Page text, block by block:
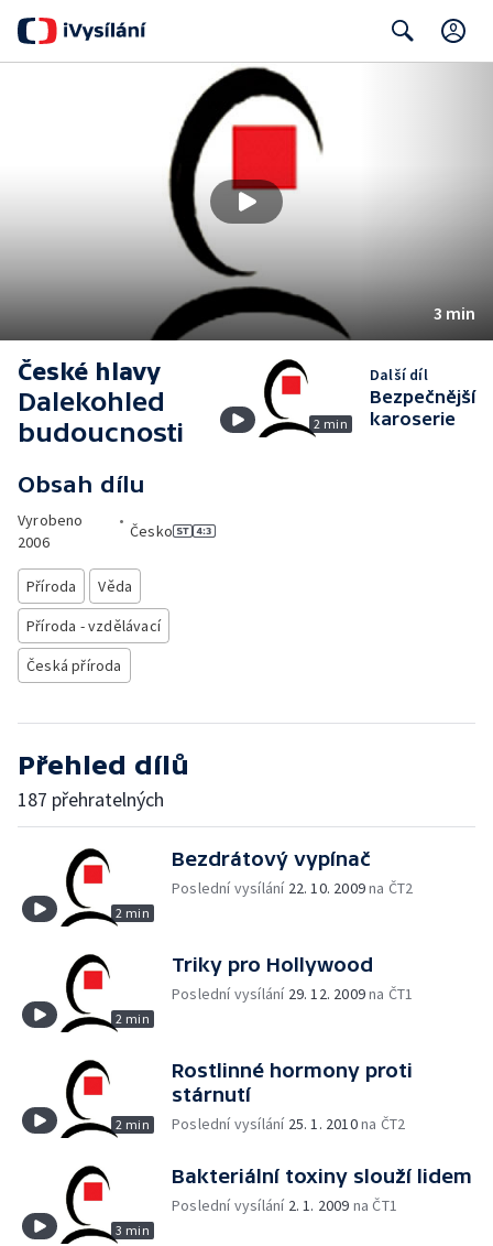
3 min
České hlavy
Dalekohled
budoucnosti
Obsah dílu
Vyrobeno
2006
•
Česko
Příroda
Věda
Příroda - vzdělávací
Česká příroda
2 min
Další díl
Bezpečnější
karoserie
Přehled dílů
187 přehratelných
2 min
Bezdrátový vypínač
Poslední vysílání 22. 10. 2009na ČT2
2 min
Triky pro Hollywood
Poslední vysílání 29. 12. 2009na ČT1
2 min
Rostlinné hormony proti
stárnutí
Poslední vysílání 25. 1. 2010na ČT2
3 min
Bakteriální toxiny slouží lidem
Poslední vysílání 2. 1. 2009 na ČT1